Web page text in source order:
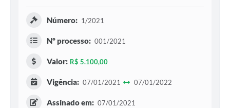
Número: 1/2021
Nº processo: 001/2021
Valor: R$ 5.100,00
Vigência: 07/01/2021 07/01/2022
Assinado em: 07/01/2021